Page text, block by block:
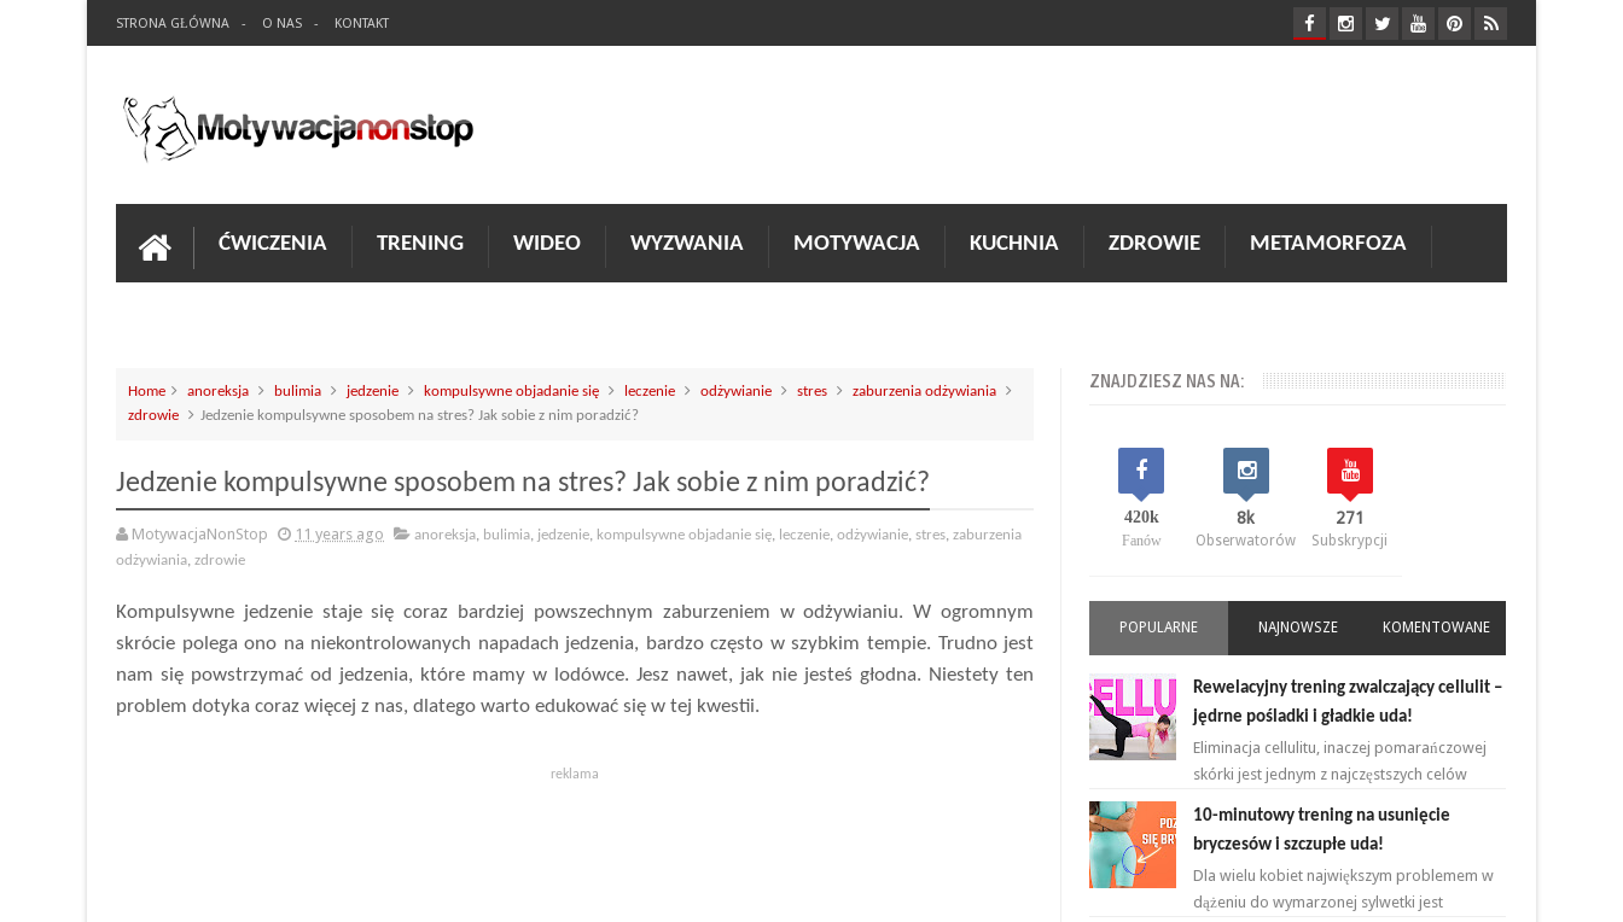
STRONA GŁÓWNA O NAS KONTAKT
ĆWICZENIA TRENING WIDEO WYZWANIA MOTYWACJA KUCHNIA ZDROWIE METAMORFOZA
Home anoreksja bulimia jedzenie kompulsywne objadanie się leczenie odżywianie stres
zaburzenia odżywiania
zdrowie
Jedzenie kompulsywne sposobem na stres? Jak sobie z nim poradzić?
Jedzenie kompulsywne sposobem na stres? Jak sobie z nim poradzić?
MotywacjaNonStop 11 years ago anoreksja, bulimia, jedzenie, kompulsywne objadanie się, leczenie, odżywianie, stres, zaburzenia
odżywiania, zdrowie
Kompulsywne jedzenie staje się coraz bardziej powszechnym zaburzeniem w odżywianiu. W ogromnym
skrócie polega ono na niekontrolowanych napadach jedzenia, bardzo często w szybkim tempie. Trudno jest
nam się powstrzymać od jedzenia, które mamy w lodówce. Jesz nawet, jak nie jesteś głodna. Niestety ten
problem dotyka coraz więcej z nas, dlatego warto edukować się w tej kwestii.
reklama
ZNAJDZIESZ NAS NA:
420k
Fanów
8k
Obserwatorów
271
Subskrypcji
POPULARNE NAJNOWSZE KOMENTOWANE
Rewelacyjny trening zwalczający cellulit –
jędrne pośladki i gładkie uda!
Eliminacja cellulitu, inaczej pomarańczowej
skórki jest jednym z najczęstszych celów
ćwiczeniami. ...
10-minutowy trening na usunięcie
bryczesów i szczupłe uda!
Dla wielu kobiet największym problemem w
dążeniu do wymarzonej sylwetki jest